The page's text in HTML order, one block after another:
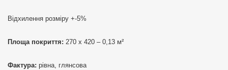
Відхилення розміру +-5%
Площа покриття: 270 х 420 – 0,13 м²
Фактура: рівна, глянсова